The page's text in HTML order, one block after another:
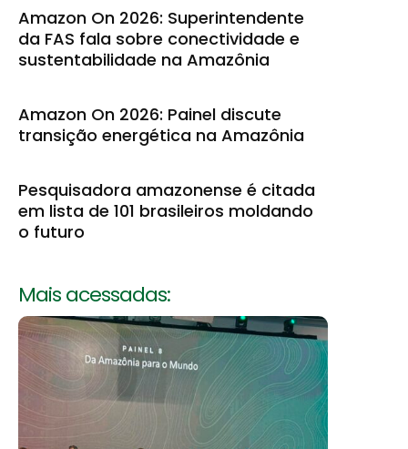
Amazon On 2026: Superintendente
da FAS fala sobre conectividade e
sustentabilidade na Amazônia
Amazon On 2026: Painel discute
transição energética na Amazônia
Pesquisadora amazonense é citada
em lista de 101 brasileiros moldando
o futuro
Mais acessadas: